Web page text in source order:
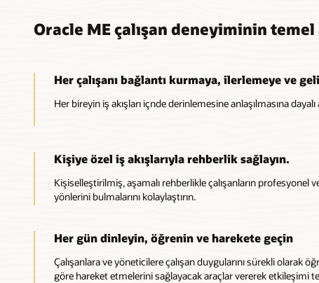
Oracle ME çalışan deneyiminin
Her çalışanı bağlantı kurmaya, ilerlemeye ve
Her bireyin iş akışları içnde derinlemesine anlaşılmasına
Kişiye özel iş akışlarıyla rehberlik sağlayın.
Kişiselleştirilmiş, aşamalı rehberlikle çalışanların profesyonel
yönlerini bulmalarını kolaylaştırın.
Her gün dinleyin, öğrenin ve harekete geçin
Çalışanlara ve yöneticilere çalışan duygularını sürekli olarak
göre hareket etmelerini sağlayacak araçlar vererek etkileşimi